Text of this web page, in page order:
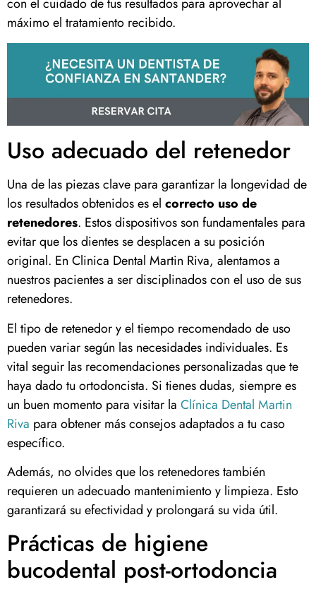
máximo el tratamiento recibido.
Uso adecuado del retenedor
Una de las piezas clave para garantizar la longevidad de
los resultados obtenidos es el correcto uso de
retenedores. Estos dispositivos son fundamentales para
evitar que los dientes se desplacen a su posición
original. En Clinica Dental Martin Riva, alentamos a
nuestros pacientes a ser disciplinados con el uso de sus
retenedores.
El tipo de retenedor y el tiempo recomendado de uso
pueden variar según las necesidades individuales. Es
vital seguir las recomendaciones personalizadas que te
haya dado tu ortodoncista. Si tienes dudas, siempre es
un buen momento para visitar la Clínica Dental Martin
Riva para obtener más consejos adaptados a tu caso
específico.
Además, no olvides que los retenedores también
requieren un adecuado mantenimiento y limpieza. Esto
garantizará su efectividad y prolongará su vida útil.
Prácticas de higiene
bucodental post-ortodoncia